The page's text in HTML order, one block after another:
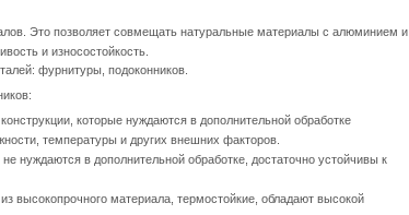
Это позволяет совмещать натуральные материалы с алюминием и
и износостойкость.
фурнитуры, подоконников.
которые нуждаются в дополнительной обработке
температуры и других внешних факторов.
нуждаются в дополнительной обработке, достаточно устойчивы к
высокопрочного материала, термостойкие, обладают высокой